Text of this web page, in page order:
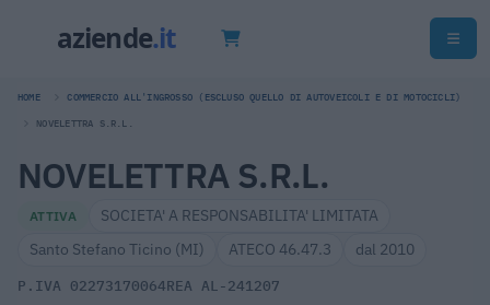
HOME COMMERCIO ALL'INGROSSO (ESCLUSO QUELLO DI AUTOVEICOLI E DI MOTOCICLI)
NOVELETTRA S.R.L.
NOVELETTRA S.R.L.
ATTIVA
SOCIETA' A RESPONSABILITA' LIMITATA
Santo Stefano Ticino (MI)
ATECO 46.47.3 dal 2010
P.IVA 02273170064REA AL-241207